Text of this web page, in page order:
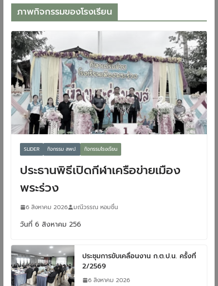
ภาพกิจกรรมของโรงเรียน
SLIDER กิจกรรม สพป. กิจกรรมโรงเรียน
ประธานพิธีเปิดกีฬาเครือข่ายเมือง
พระร่วง
6 สิงหาคม 2026 มณีวรรณ หอมชื่น
วันที่ 6 สิงหาคม 256
ประชุมการขับเคลื่อนงาน ก.ต.ป.น. ครั้งที่
2/2569
6 สิงหาคม 2026